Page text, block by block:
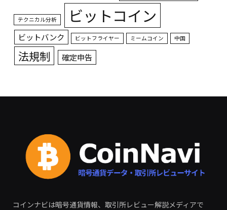
テクニカル分析 ビットコイン
ビットバンク ビットフライヤー ミームコイン 中国
法規制 確定申告
コインナビは暗号通貨情報、取引所レビュー解説メディアで